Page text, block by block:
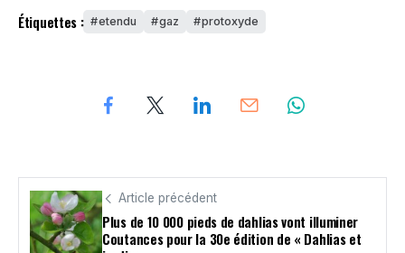
Étiquettes : etendu gaz protoxyde
Article précédent
Plus de 10 000 pieds de dahlias vont illuminer
Coutances pour la 30e édition de « Dahlias et